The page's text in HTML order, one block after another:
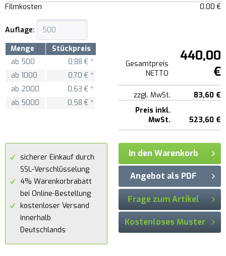
Filmkosten 0,00 €
Auflage:
Menge
Stückpreis
ab 500
0,88 € *
ab 1000
0,70 € *
ab 2000
0,63 € *
ab 5000 0,58 € *
Gesamtpreis
NETTO
440,00
€
zzgl. MwSt.
83,60 €
Preis inkl.
MwSt.
523,60 €
sicherer Einkauf durch
SSL-Verschlüsselung
4% Warenkorbrabatt
bei Online-Bestellung
kostenloser Versand
innerhalb
Deutschlands
In den Warenkorb
Angebot als PDF
Frage zum Artikel
Kostenloses Muster